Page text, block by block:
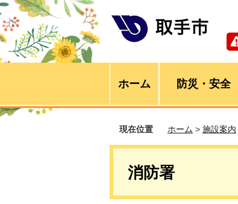
ホーム 防災・安全
現在位置 ホーム > 施設案内
消防署